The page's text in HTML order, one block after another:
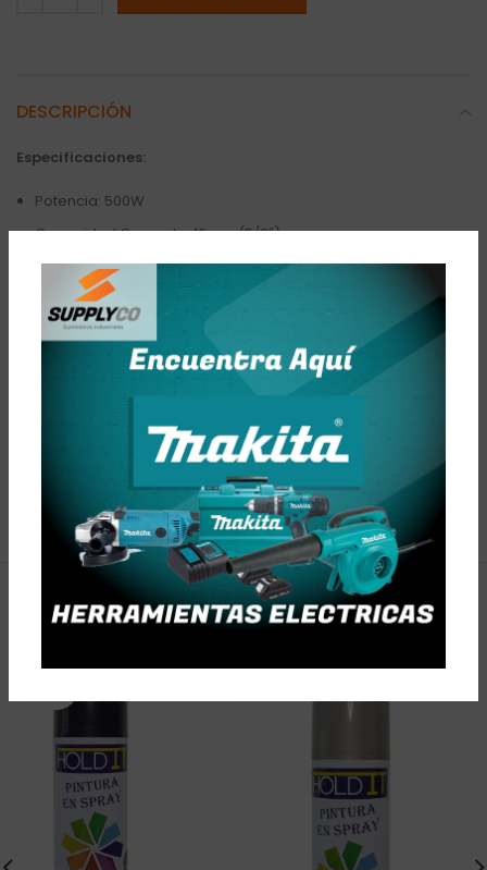
DESCRIPCIÓN
Especificaciones:
Potencia: 500W
Capacidad Concreto: 16mm (5/8″)
Acero: 13mm (/1/2″)
Madera : 20mm (13/16″)
Impactos por minuto(ipm): 0 – 43,500
Revoluciones por minuto(rpm): 0 – 2,900
Dimensiones (L x W x H): 262x70x196mm (10-3/8″x2-3/4″x7-
Peso: 1.7kg (3.7lbs)
PRODUCTOS RELACIONADOS